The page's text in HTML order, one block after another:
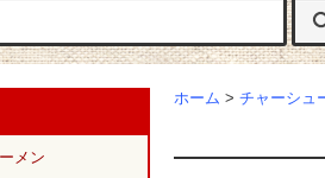
ホーム > チャーシュ
メン